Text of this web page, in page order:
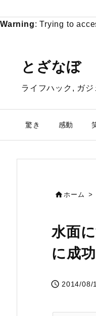
Warning: Trying to
とざなぼ
ライフハック, ガ
驚き 感動
ホーム >
水面
に成
 2014/08/